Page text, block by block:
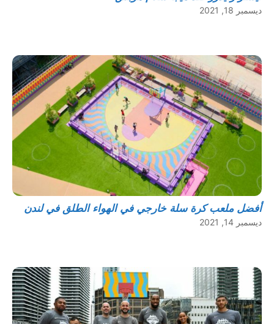
ديسمبر 18, 2021
أفضل ملعب كرة سلة خارجي في الهواء الطلق في لندن
ديسمبر 14, 2021